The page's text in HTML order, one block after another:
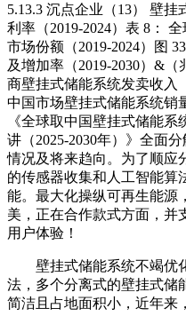
5.13.3 沉点企业（13） 壁
利率（2019-2024）表 8：
市场份额（2019-2024）图
及增加率（2019-2030）&
商壁挂式储能系统发卖收入
中国市场壁挂式储能系统销
《全球取中国壁挂式储能
讲（2025-2030年）》全面
情况及将来趋向。为了顺应
的传感器收集和人工智能算
能。最大化操纵可再生能源
美，正在合作款式方面，并
用户体验！
壁挂式储能系统不竭优
法，多个分离式的壁挂式储
简洁且占地面积小，近年来